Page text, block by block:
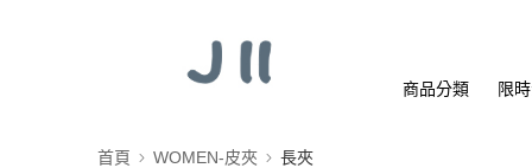
商品分類 限
首頁 WOMEN-皮夾 長夾